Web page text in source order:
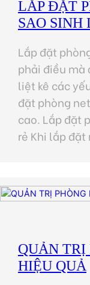
LẮP ĐẶT
SAO SINH
Lắp đặt
phải điều mà
liệt kê các
đặt phòng
cao. Lắp đặt
rẻ Khi lắp
QUẢN TRỊ
HIỆU QUẢ